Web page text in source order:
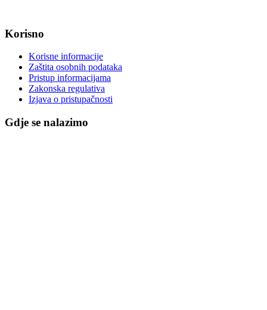
Korisno
Korisne informacije
Zaštita osobnih podataka
Pristup informacijama
Zakonska regulativa
Izjava o pristupačnosti
Gdje se nalazimo